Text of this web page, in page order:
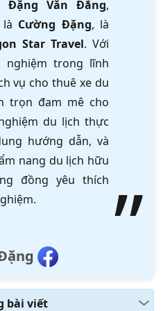
Đặng Văn Đẳng,
Cường Đặng, là
Star Travel. Với
nghiệm trong lĩnh
vụ cho thuê xe du
trọn đam mê cho
du lịch thực
hướng dẫn, và
nang du lịch hữu
đồng yêu thích
bài viết